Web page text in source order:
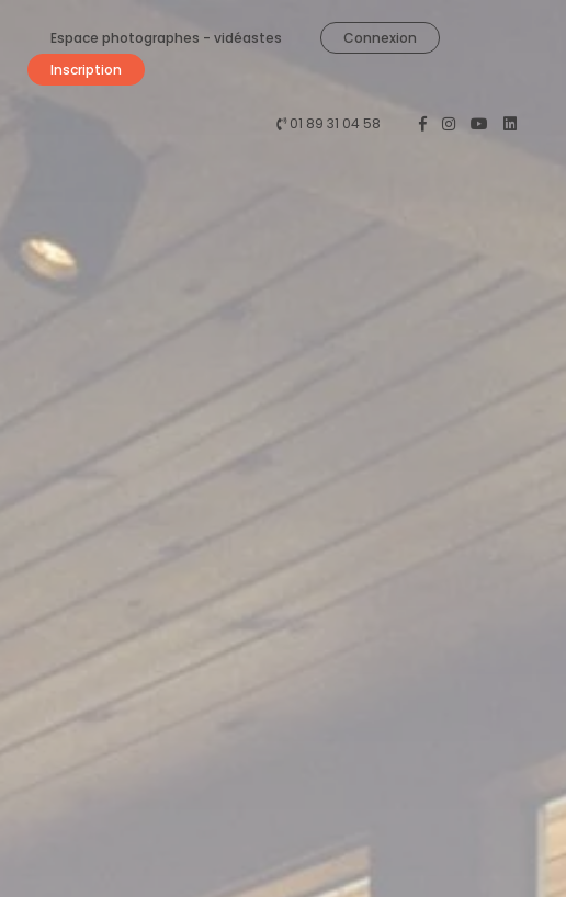
Espace photographes - vidéastes
Connexion
Inscription
01 89 31 04 58